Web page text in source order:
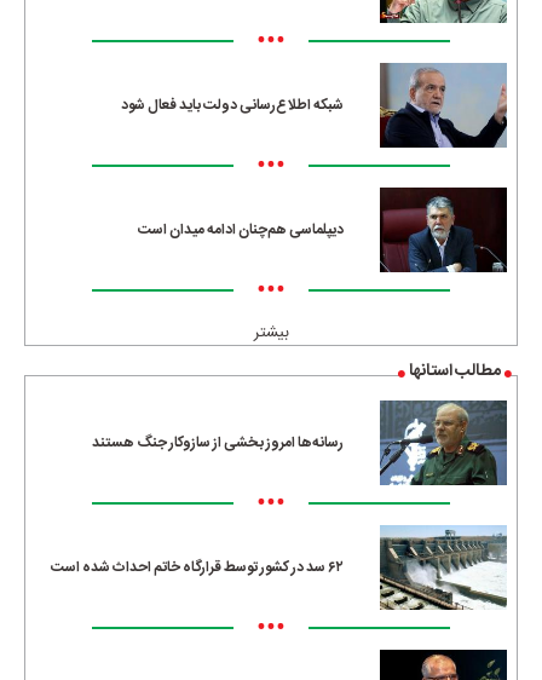
•••
شبکه اطلاع‌رسانی دولت باید فعال شود
•••
دیپلماسی هم‌چنان ادامه میدان است
•••
بیشتر
مطالب استانها
رسانه‌ها امروز بخشی از سازوکار جنگ هستند
•••
۶۲ سد در کشور توسط قرارگاه خاتم احداث شده است
•••